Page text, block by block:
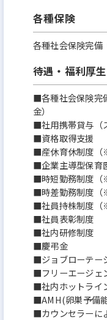
各種保険
各種社会保険完備
待遇・福利厚生
■各種社会保険完
金）
■社用携帯貸与（
■資格取得支援
■産休育休制度（
■企業主導型保育
■時短勤務制度（
■時差勤務制度（
■社員持株制度（
■社員表彰制度
■社内研修制度
■慶弔金
■ジョブローテー
■フリーエージェ
■社内ホットライ
■AMH(卵巣予備
■カウンセラーに